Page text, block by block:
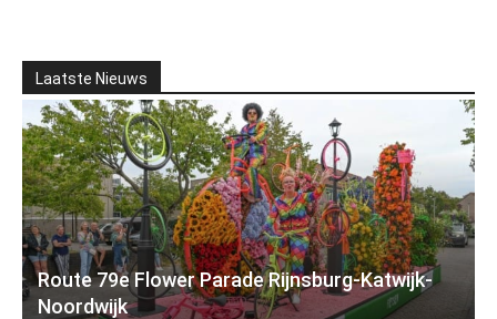
Laatste Nieuws
Route 79e Flower Parade Rijnsburg-Katwijk-
Noordwijk